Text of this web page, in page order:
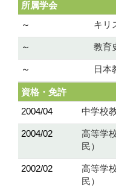
所属学会
～
キリ
～ 教育
～ 日本
資格・免許
2004/04
中学校
2004/02
高等学
民）
2002/02
高等学
民）